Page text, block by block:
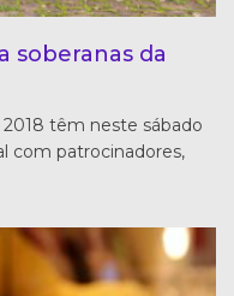
soberanas da
têm neste sábado
com patrocinadores,